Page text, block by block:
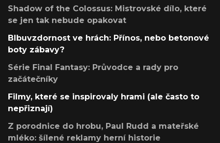
Shadow of the Colossus: Mistrovské dílo, které
se jen tak nebude opakovat
Blbuvzdornost ve hrách: Přínos, nebo betonové
boty zábavy?
Série Final Fantasy: Průvodce a rady pro
začátečníky
Filmy, které se inspirovaly hrami (ale často to
nepřiznají)
Z porodnice do hrobu, Paul Rudd a mateřské
mléko: šílené reklamy herní historie